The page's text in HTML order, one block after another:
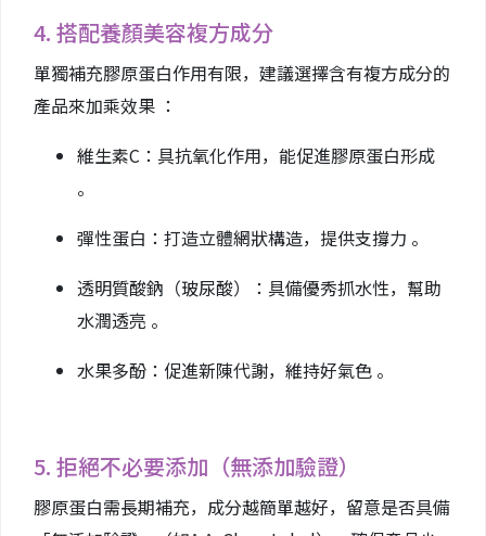
4. 搭配養顏美容複方成分
單獨補充膠原蛋白作用有限，建議選擇含有複方成分的
產品來加乘效果 ：
維生素C：具抗氧化作用，能促進膠原蛋白形成
。
彈性蛋白：打造立體網狀構造，提供支撐力 。
透明質酸鈉（玻尿酸）：具備優秀抓水性，幫助
水潤透亮 。
水果多酚：促進新陳代謝，維持好氣色 。
5. 拒絕不必要添加（無添加驗證）
膠原蛋白需長期補充，成分越簡單越好，留意是否具備